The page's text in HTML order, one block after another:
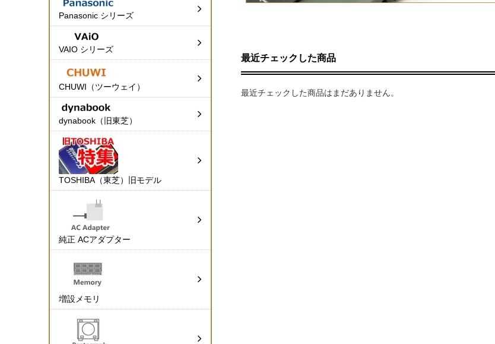
最近チェックした商品
最近チェックした商品はまだありません。
Panasonic シリーズ
VAIO シリーズ
CHUWI（ツーウェイ）
dynabook（旧東芝）
TOSHIBA（東芝）旧モデル
純正 ACアダプター
増設メモリ